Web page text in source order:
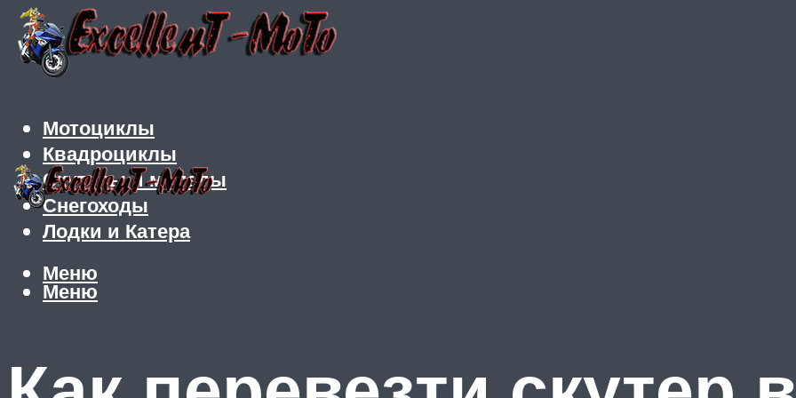
Мотоциклы
Квадроциклы
Скутеры и мопеды
Снегоходы
Лодки и Катера
Меню
Меню